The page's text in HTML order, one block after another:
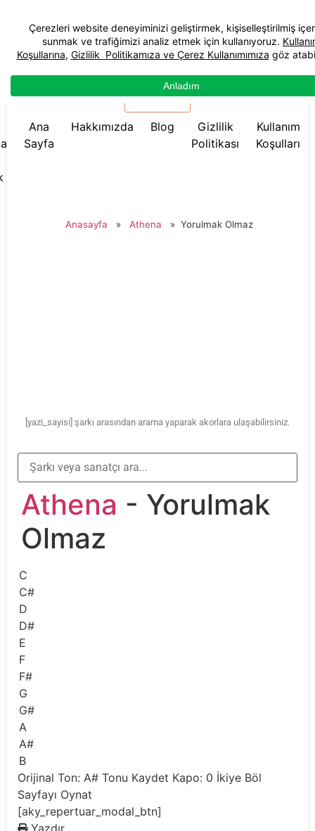
☰ Menü
Ana
Sayfa
Hakkımızda Blog
Gizlilik
Politikası
Kullanım
Koşulları
Anasayfa » Athena » Yorulmak Olmaz
[yazi_sayisi] şarkı arasından arama yaparak akorlara ulaşabilirsiniz.
Athena - Yorulmak
Olmaz
C
C#
D
D#
E
F
F#
G
G#
A
A#
B
Orijinal Ton: A# Tonu Kaydet Kapo: 0 İkiye Böl
Sayfayı Oynat
[aky_repertuar_modal_btn]
Yazdır